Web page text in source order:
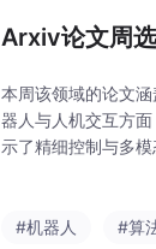
Arxiv论文周
本周该领域的论文
器人与人机交互方
示了精细控制与多
#机器人
#算